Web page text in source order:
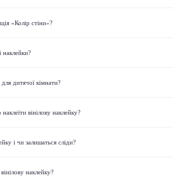
«Колір стіни»?
наклейки?
дитячої кімнати?
вінілову наклейку?
і чи залишаться сліди?
наклейку?